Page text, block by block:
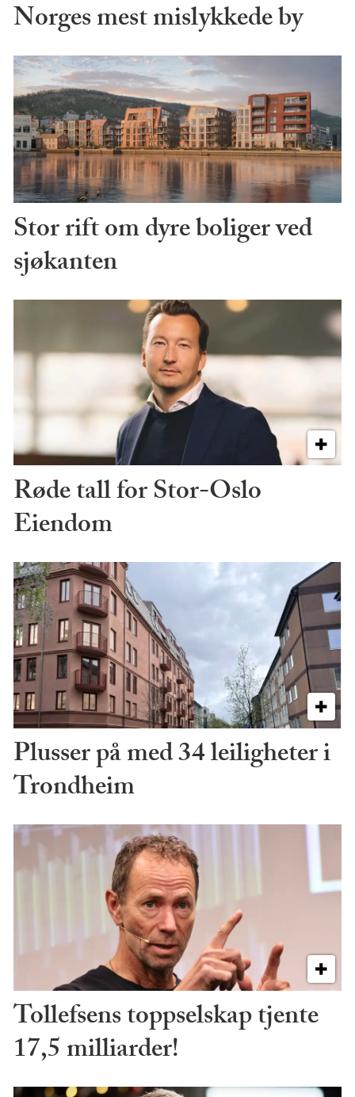
Norges mest mislykkede by
Stor rift om dyre boliger ved
sjøkanten
Røde tall for Stor-Oslo
Eiendom
Plusser på med 34 leiligheter i
Trondheim
Tollefsens toppselskap tjente
17,5 milliarder!